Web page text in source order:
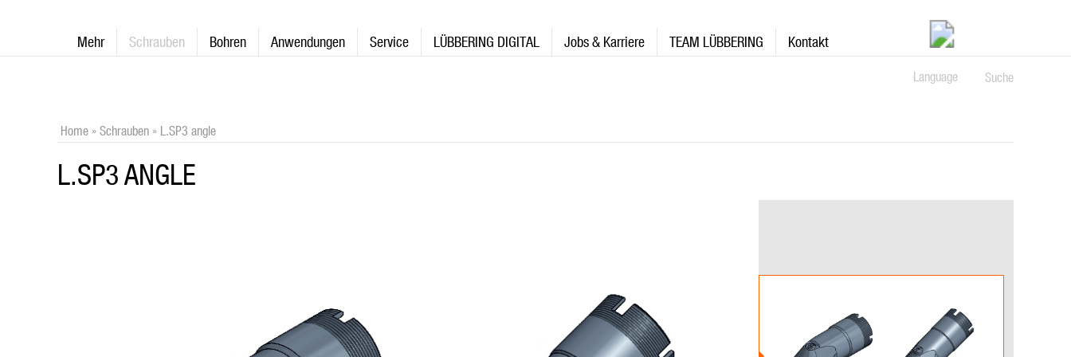
Mehr Schrauben Bohren Anwendungen Service LÜBBERING DIGITAL Jobs & Karriere TEAM LÜBBERING Kontakt
Suche
Language
Home » Schrauben » L.SP3 angle
L.SP3 ANGLE